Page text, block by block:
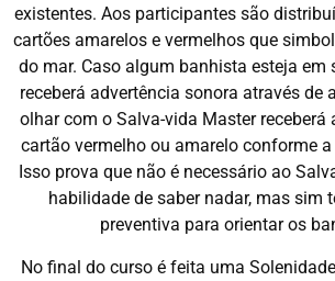
existentes. Aos participantes são
cartões amarelos e vermelhos que
do mar. Caso algum banhista esteja em
receberá advertência sonora através de
olhar com o Salva-vida Master receberá
cartão vermelho ou amarelo conforme
Isso prova que não é necessário ao
habilidade de saber nadar, mas sim
preventiva para orientar os
No final do curso é feita uma